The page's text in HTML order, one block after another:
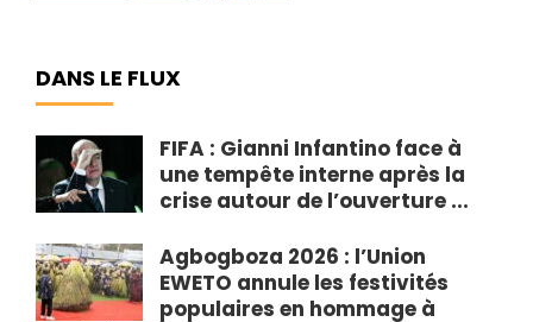
DANS LE FLUX
FIFA : Gianni Infantino face à
une tempête interne après la
crise autour de l’ouverture ...
Agbogboza 2026 : l’Union
EWETO annule les festivités
populaires en hommage à